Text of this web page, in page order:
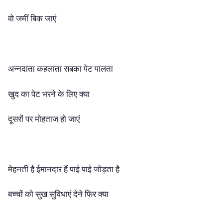
वो जमीं बिक जाएं
अन्नदाता कहलाता सबका पेट पालता
खुद का पेट भरने के लिए क्या
दूसरों पर मोहताज हो जाएं
मेहनती है ईमानदार हैं पाई पाई जोड़ता है
बच्चों को सुख सुविधाएं देने फिर क्या